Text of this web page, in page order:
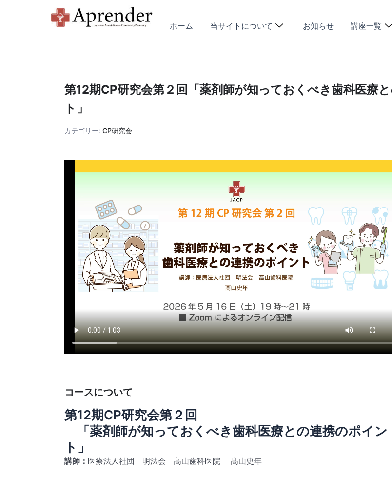
ホーム 当サイトについて お知らせ 講座一覧
第12期CP研究会第２回「薬剤師が知っておくべき歯科医療
ト」
カテゴリー: CP研究会
コースについて
第12期CP研究会第２回
「薬剤師が知っておくべき歯科医療との連携のポイン
ト」
講師： 医療法人社団 明法会 高山歯科医院 髙山史年